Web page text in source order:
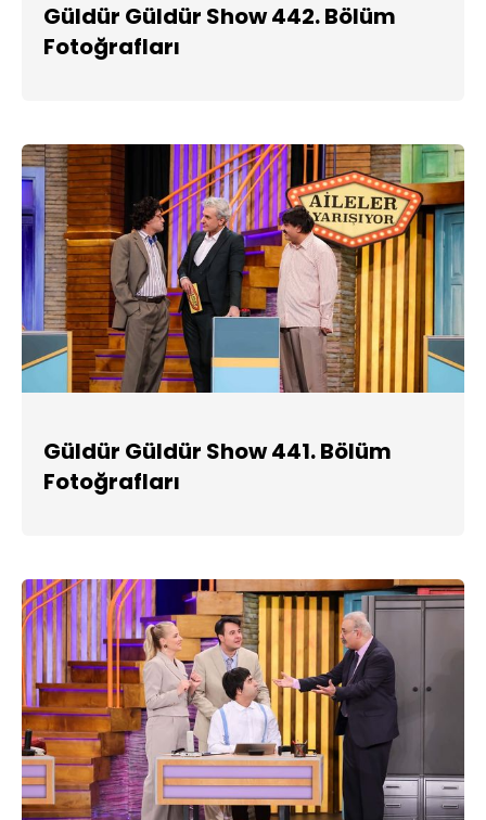
Güldür Güldür Show 442. Bölüm
Fotoğrafları
Güldür Güldür Show 441. Bölüm
Fotoğrafları